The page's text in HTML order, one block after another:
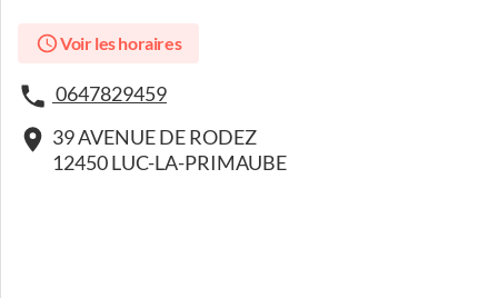
Voir les horaires
0647829459
39 AVENUE DE RODEZ
12450 LUC-LA-PRIMAUBE